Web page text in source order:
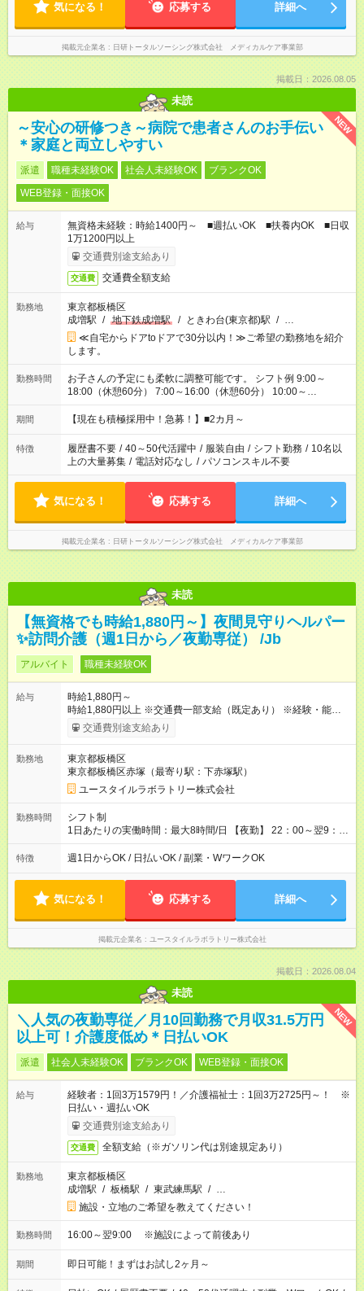
気になる！ 応募する 詳細へ
掲載元企業名 日研トータルソーシング株式会社 メディカルケア事業部
掲載日：2026.08.05
未読
NEW
～安心の研修つき～病院で患者さんのお手伝い
＊家庭と両立しやすい
派遣 職種未経験OK 社会人未経験OK
ブランクOK
WEB登録・面接OK
給与
無資格未経験：時給1400円～ ■週払いOK ■扶養内OK ■日収
1万1200円以上
交通費別途支給あり
交通費 交通費全額支給
勤務地
東京都板橋区
成増駅 / 地下鉄成増駅 / ときわ台(東京都)駅 / …
≪自宅からドアtoドアで30分以内！≫ご希望の勤務地を紹介
します。
勤務時間
お子さんの予定にも柔軟に調整可能です。 シフト例 9:00～
18:00（休憩60分） 7:00～16:00（休憩60分） 10:00～
19:00（休憩60分） ※Wワーク希望の方へ 今ご覧のお仕事で希
望する勤務時間と、もう1つのお仕事の勤務時間の合計が 週40
期間 【現在も積極採用中！急募！】■2カ月～
特徴 履歴書不要 / 40～50代活躍中 / 服装自由 / シフト勤務 / 10名以
上の大量募集 / 電話対応なし / パソコンスキル不要
気になる！ 応募する 詳細へ
掲載元企業名 日研トータルソーシング株式会社 メディカルケア事業部
未読
【無資格でも時給1,880円～】夜間見守りヘルパー
✨訪問介護（週1日から／夜勤専従） /Jb
アルバイト 職種未経験OK
給与
時給1,880円～
時給1,880円以上 ※交通費一部支給（既定あり） ※経験・能力を
考慮して決定します 【収入例】 週1回勤務の場合：1,880円×8時
間×4回=6万0,160円 週3回勤務の場合：1,880円×8時間×12回
月 ※ 雇用形態と給与に、本採用時と異なる部分があります。 雇
用形態：本採用時と同じです。 給与：時給 1,660円以上
交通費別途支給あり
勤務地
東京都板橋区
東京都板橋区赤塚（最寄り駅：下赤塚駅）
ユースタイルラボラトリー株式会社
勤務時間
シフト制
1日あたりの実働時間：最大8時間/日 【夜勤】 22：00～翌9：
00 ※週1日～OK ／ 夜勤専従 ＊＊ 勤務時間例 ＊＊ ■22時か
ら翌7時 ■23時から翌8時 ■24時から翌9時 など ※上記の時間
ます。 ※曜日固定（毎週同じ曜日での勤務となります）
特徴 週1日からOK / 日払いOK / 副業・WワークOK
気になる！ 応募する 詳細へ
掲載元企業名 ユースタイルラボラトリー株式会社
掲載日：2026.08.04
未読
NEW
＼人気の夜勤専従／月10回勤務で月収31.5万円
以上可！介護度低め＊日払いOK
派遣 社会人未経験OK ブランクOK WEB登録・面接OK
給与
経験者：1回3万1579円！／介護福祉士：1回3万2725円～！ ※
日払い・週払いOK
交通費別途支給あり
交通費 全額支給（※ガソリン代は別途規定あり）
勤務地
東京都板橋区
成増駅 / 板橋駅 / 東武練馬駅 / …
施設・立地のご希望を教えてください！
勤務時間 16:00～翌9:00 ※施設によって前後あり
期間 即日可能！まずはお試し2ヶ月～